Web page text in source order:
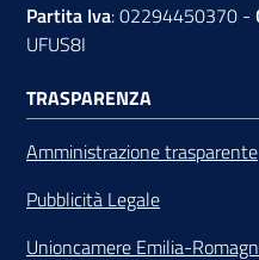
Partita Iva: 02294450370 -
UFUS8I
TRASPARENZA
Amministrazione trasparente
Pubblicità Legale
Unioncamere Emilia-